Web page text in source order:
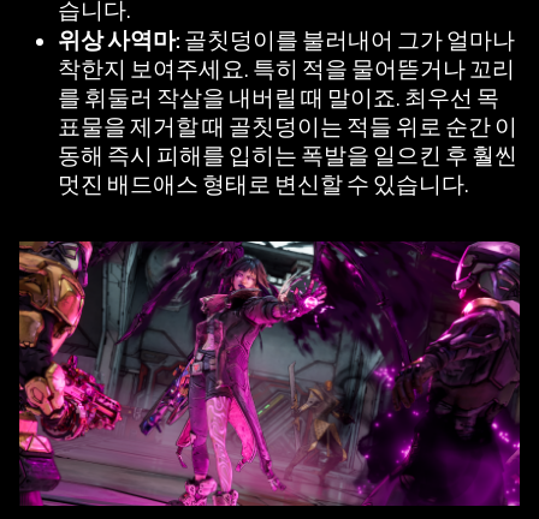
책
에
동
의
하
는
것
로
간
주
되
며,
데
이
터
가
Goog
습니다.
위상 사역마: 골칫덩이를 불러내어 그가 얼마나
착한지 보여주세요. 특히 적을 물어뜯거나 꼬리
를 휘둘러 작살을 내버릴 때 말이죠. 최우선 목
표물을 제거할 때 골칫덩이는 적들 위로 순간 이
동해 즉시 피해를 입히는 폭발을 일으킨 후 훨씬
멋진 배드애스 형태로 변신할 수 있습니다.